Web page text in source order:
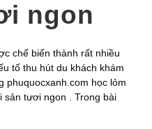
ngon
chế biến thành rất nhiều
tố thu hút du khách khám
phuquocxanh.com học lỏm
sản tươi ngon . Trong bài